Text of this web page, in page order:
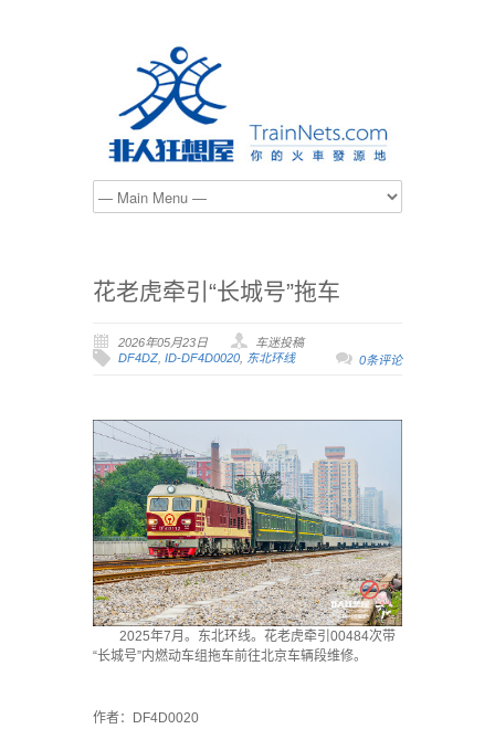
花老虎牵引“长城号”拖车
2026年05月23日
车迷投稿
DF4DZ, ID-DF4D0020, 东北环线 0条评论
2025年7月。东北环线。花老虎牵引00484次带
“长城号”内燃动车组拖车前往北京车辆段维修。
作者：DF4D0020